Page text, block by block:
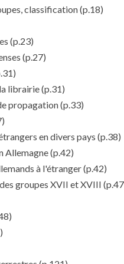
classification(p.18)
(p.23)
(p.27)
librairie(p.31)
propagation(p.33)
en divers pays (p.38)
Allemagne(p.42)
à l'étranger(p.42)
groupes XVII et XVIII